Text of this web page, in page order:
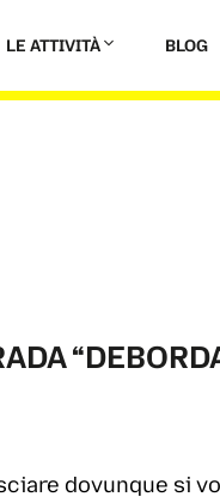
LE ATTIVITÀ BLOG
dovunque si